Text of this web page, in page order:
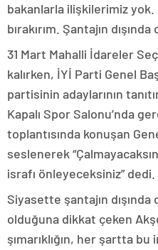
bakanlarla ilişkilerimiz yok.
bırakırım. Şantajın
31 Mart Mahalli İdareler
kalırken, İYİ Parti Genel
partisinin adaylarının
Kapalı Spor Salonu’nda
toplantısında konuşan
seslenerek
israfı önleyeceksiniz” dedi.
Siyasette şantajın
olduğuna dikkat çeken
şımarıklığın, her şartta bu